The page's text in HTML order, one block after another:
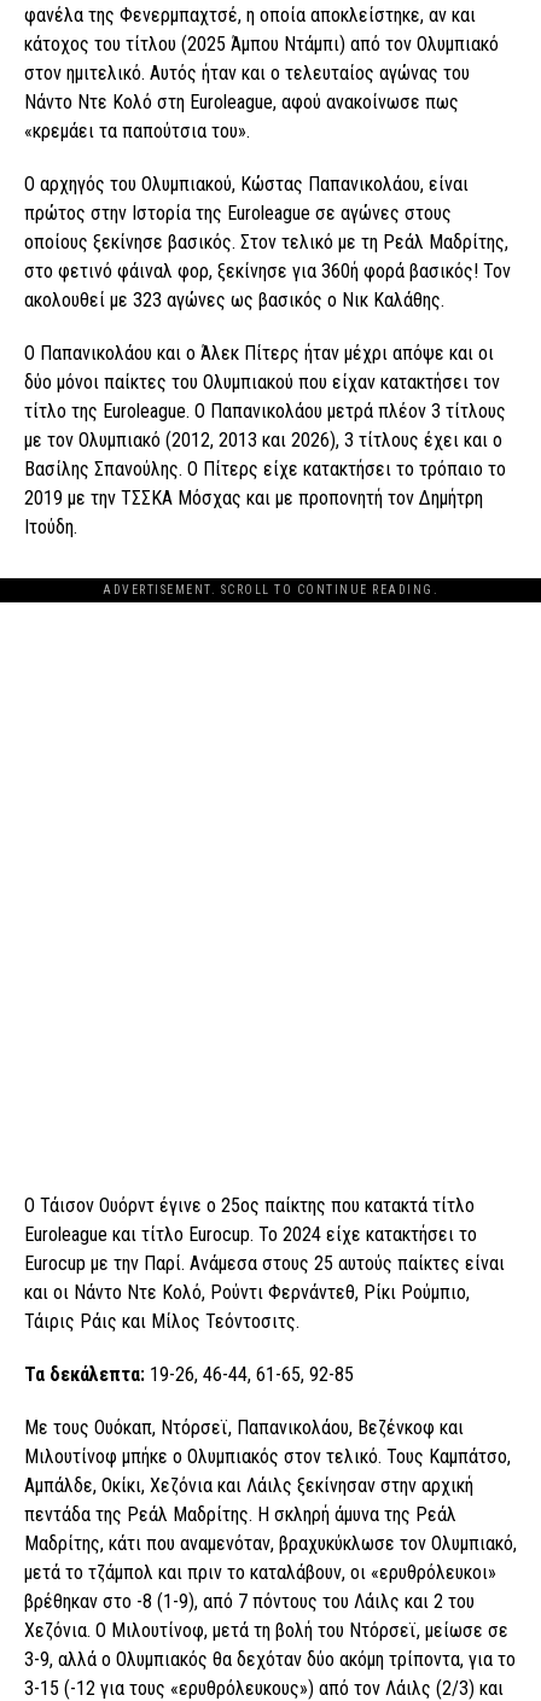
φανέλα της Φενερμπαχτσέ, η οποία αποκλείστηκε, αν και
κάτοχος του τίτλου (2025 Άμπου Ντάμπι) από τον Ολυμπιακό
στον ημιτελικό. Αυτός ήταν και ο τελευταίος αγώνας του
Νάντο Ντε Κολό στη Euroleague, αφού ανακοίνωσε πως
«κρεμάει τα παπούτσια του».
Ο αρχηγός του Ολυμπιακού, Κώστας Παπανικολάου, είναι
πρώτος στην Ιστορία της Euroleague σε αγώνες στους
οποίους ξεκίνησε βασικός. Στον τελικό με τη Ρεάλ Μαδρίτης,
στο φετινό φάιναλ φορ, ξεκίνησε για 360ή φορά βασικός! Τον
ακολουθεί με 323 αγώνες ως βασικός ο Νικ Καλάθης.
Ο Παπανικολάου και ο Άλεκ Πίτερς ήταν μέχρι απόψε και οι
δύο μόνοι παίκτες του Ολυμπιακού που είχαν κατακτήσει τον
τίτλο της Euroleague. Ο Παπανικολάου μετρά πλέον 3 τίτλους
με τον Ολυμπιακό (2012, 2013 και 2026), 3 τίτλους έχει και ο
Βασίλης Σπανούλης. O Πίτερς είχε κατακτήσει το τρόπαιο το
2019 με την ΤΣΣΚΑ Μόσχας και με προπονητή τον Δημήτρη
Ιτούδη.
ADVERTISEMENT. SCROLL TO CONTINUE READING.
Ο Τάισον Ουόρντ έγινε ο 25ος παίκτης που κατακτά τίτλο
Euroleague και τίτλο Eurocup. To 2024 είχε κατακτήσει το
Eurocup με την Παρί. Ανάμεσα στους 25 αυτούς παίκτες είναι
και οι Νάντο Ντε Κολό, Ρούντι Φερνάντεθ, Ρίκι Ρούμπιο,
Τάιρις Ράις και Μίλος Τεόντοσιτς.
Τα δεκάλεπτα: 19-26, 46-44, 61-65, 92-85
Με τους Ουόκαπ, Ντόρσεϊ, Παπανικολάου, Βεζένκοφ και
Μιλουτίνοφ μπήκε ο Ολυμπιακός στον τελικό. Τους Καμπάτσο,
Αμπάλδε, Οκίκι, Χεζόνια και Λάιλς ξεκίνησαν στην αρχική
πεντάδα της Ρεάλ Μαδρίτης. Η σκληρή άμυνα της Ρεάλ
Μαδρίτης, κάτι που αναμενόταν, βραχυκύκλωσε τον Ολυμπιακό,
μετά το τζάμπολ και πριν το καταλάβουν, οι «ερυθρόλευκοι»
βρέθηκαν στο -8 (1-9), από 7 πόντους του Λάιλς και 2 του
Χεζόνια. Ο Μιλουτίνοφ, μετά τη βολή του Ντόρσεϊ, μείωσε σε
3-9, αλλά ο Ολυμπιακός θα δεχόταν δύο ακόμη τρίποντα, για το
3-15 (-12 για τους «ερυθρόλευκους») από τον Λάιλς (2/3) και